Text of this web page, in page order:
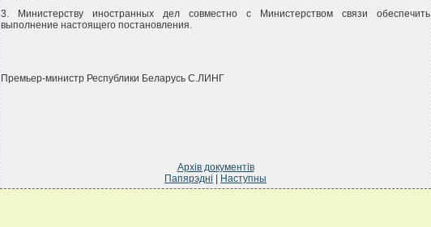
3. Министерству иностранных дел совместно с Министерством связи обеспечить
выполнение настоящего постановления.
Премьер-министр Республики Беларусь С.ЛИНГ
Архів документів
Папярэдні
Наступны